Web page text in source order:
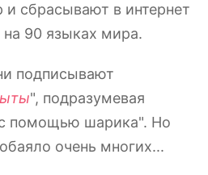
сбрасывают в интернет
90 языках мира.
подписывают
", подразумевая
помощью шарика". Но
очень многих...